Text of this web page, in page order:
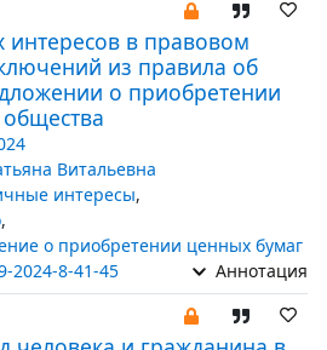
в правовом
из правила об
о приобретении
Витальевна
интересы,
,
о приобретении ценных бумаг
2024-8-41-45 Аннотация